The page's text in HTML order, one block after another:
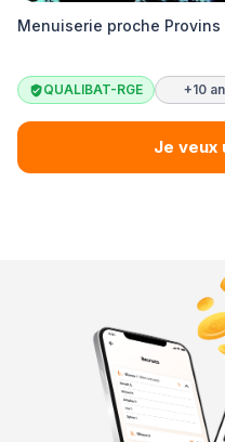
Menuiserie proche Provins
QUALIBAT-RGE +10
Je veux